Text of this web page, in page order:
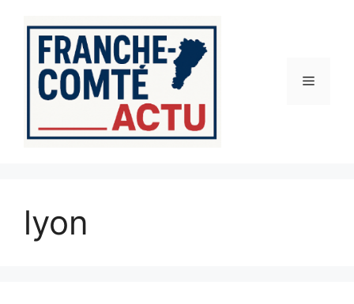
contenu
Menu
lyon